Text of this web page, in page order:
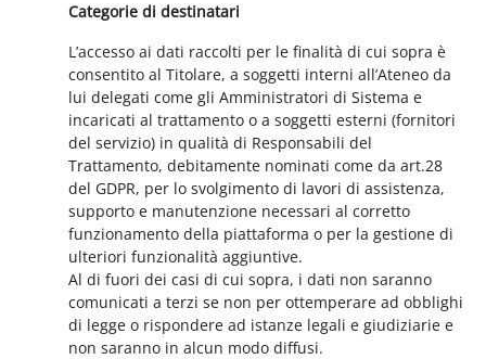
Categorie di destinatari
L’accesso ai dati raccolti per le finalità di cui sopra è
consentito al Titolare, a soggetti interni all’Ateneo da
lui delegati come gli Amministratori di Sistema e
incaricati al trattamento o a soggetti esterni (fornitori
del servizio) in qualità di Responsabili del
Trattamento, debitamente nominati come da art.28
del GDPR, per lo svolgimento di lavori di assistenza,
supporto e manutenzione necessari al corretto
funzionamento della piattaforma o per la gestione di
ulteriori funzionalità aggiuntive.
Al di fuori dei casi di cui sopra, i dati non saranno
comunicati a terzi se non per ottemperare ad obblighi
di legge o rispondere ad istanze legali e giudiziarie e
non saranno in alcun modo diffusi.